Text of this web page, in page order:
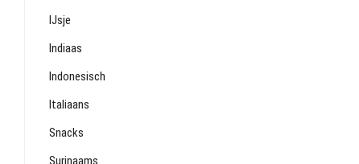
IJsje
Indiaas
Indonesisch
Italiaans
Snacks
Surinaams